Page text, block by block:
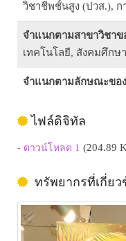
วิชาชีพชั้นสูง (ปวส.),
จำแนกตามสาขาวิชาข
เทคโนโลยี, สังคมศึก
จำแนกตามลักษณะขอ
ไฟล์ดิจิทัล
- ดาวน์โหลด 1 (204.89
ทรัพยากรที่เกี่ยว